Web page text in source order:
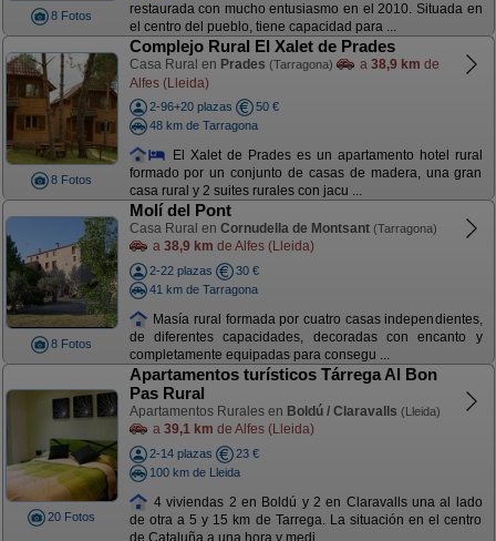
8 Fotos
restaurada con mucho entusiasmo en el 2010. Situada en
el centro del pueblo, tiene capacidad para ...
8 Fotos
Complejo Rural El Xalet de Prades
Casa Rural en Prades (Tarragona) a 38,9 km de
Alfes (Lleida)
2-96+20 plazas
50 €
48 km de Tarragona
El Xalet de Prades es un apartamento hotel rural
formado por un conjunto de casas de madera, una gran
casa rural y 2 suites rurales con jacu ...
8 Fotos
Molí del Pont
Casa Rural en Cornudella de Montsant (Tarragona)
a 38,9 km de Alfes (Lleida)
2-22 plazas
30 €
41 km de Tarragona
Masía rural formada por cuatro casas independientes,
de diferentes capacidades, decoradas con encanto y
completamente equipadas para consegu ...
20 Fotos
Apartamentos turísticos Tárrega Al Bon
Pas Rural
Apartamentos Rurales en Boldú / Claravalls (Lleida)
a 39,1 km de Alfes (Lleida)
2-14 plazas
23 €
100 km de Lleida
4 viviendas 2 en Boldú y 2 en Claravalls una al lado
de otra a 5 y 15 km de Tarrega. La situación en el centro